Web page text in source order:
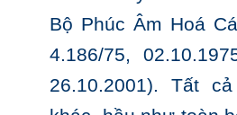
Bộ Phúc Âm Hoá
4.186/75,
26.10.2001). Tất